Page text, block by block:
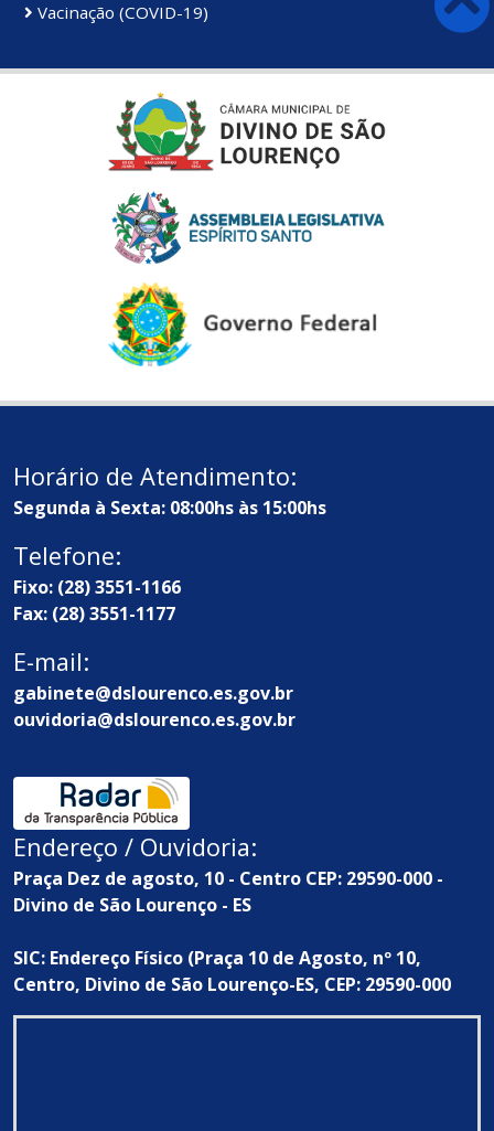
Vacinação (COVID-19)
Horário de Atendimento:
Segunda à Sexta: 08:00hs às 15:00hs
Telefone:
Fixo: (28) 3551-1166
Fax: (28) 3551-1177
E-mail:
gabinete@dslourenco.es.gov.br
ouvidoria@dslourenco.es.gov.br
Endereço / Ouvidoria:
Praça Dez de agosto, 10 - Centro CEP: 29590-000 -
Divino de São Lourenço - ES
SIC: Endereço Físico (Praça 10 de Agosto, nº 10,
Centro, Divino de São Lourenço-ES, CEP: 29590-000